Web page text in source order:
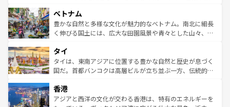
参照してほしい。
容にもいいと評判のスイーツなど、バラエティ豊かな料理
が味わえる。 なお、新着の台湾情報は コンテンツ一覧を参
照してほしい。
き、地方に足を延ばせば四季折々の自然美を楽しむことが
できる。そして、キムチや焼肉、絶品のストリートフード
まで、さまざまな韓国料理が待っている。夜には、韓国な
リティに包まれながら、韓国の多彩な魅力を心ゆくまで味
わってみてほしい。 なお、新着の韓国情報はコンテンツ一
覧を参照してほしい。
ベトナム
豊かな自然と多様な文化が魅力的なベトナム。南北に細長
く伸びる国土には、広大な田園風景や青々とした山々、世
急速な発展と共に伝統が息づく。ハノイの古い町並みやホ
ーチミン市のフランス統治時代の建物も、独特の雰囲気を
醸し出している。また、バラエティの豊かさとおいしさで
とつ。フォーやバインミー、ベトナムコーヒーなどは、ぜ
ひ現地で味わいたい。どの地域を訪れてもあたたかい人々
タイ
タイは、東南アジアに位置する豊かな自然と歴史が息づく
国だ。首都バンコクは高層ビルが立ち並ぶ一方、伝統的な
の活気が交差している。北部ではチェンマイなどの山岳地
帯で自然と触れ合い、南部ではプーケットやクラビの美し
香港
アジアと西洋の文化が交わる香港は、特有のエネルギーを